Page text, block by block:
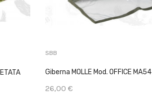
SBB
Giberna MOLLE Mod. OFFICE MA54
26,00 €